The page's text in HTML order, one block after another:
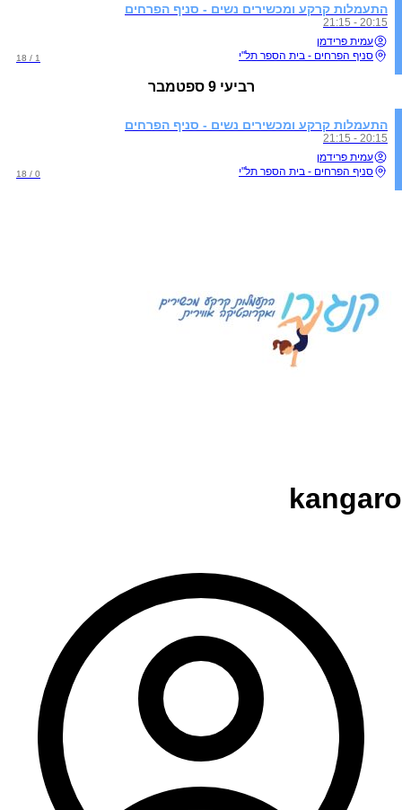
התעמלות קרקע ומכשירים נשים - סניף הפרחים
20:15 - 21:15
עמית פרידמן
סניף הפרחים - בית הספר תל"י
1 / 18
רביעי 9 ספטמבר
התעמלות קרקע ומכשירים נשים - סניף הפרחים
20:15 - 21:15
עמית פרידמן
סניף הפרחים - בית הספר תל"י
0 / 18
kangaro